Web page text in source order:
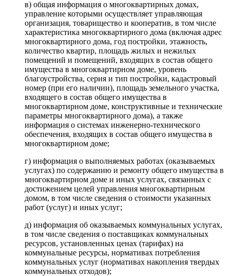
в) общая информация о многоквартирных домах,
управление которыми осуществляет управляющая
организация, товарищество и кооператив, в том числе
характеристика многоквартирного дома (включая адрес
многоквартирного дома, год постройки, этажность,
количество квартир, площадь жилых и нежилых
помещений и помещений, входящих в состав общего
имущества в многоквартирном доме, уровень
благоустройства, серия и тип постройки, кадастровый
номер (при его наличии), площадь земельного участка,
входящего в состав общего имущества в
многоквартирном доме, конструктивные и технические
параметры многоквартирного дома), а также
информация о системах инженерно-технического
обеспечения, входящих в состав общего имущества в
многоквартирном доме;
г) информация о выполняемых работах (оказываемых
услугах) по содержанию и ремонту общего имущества в
многоквартирном доме и иных услугах, связанных с
достижением целей управления многоквартирным
домом, в том числе сведения о стоимости указанных
работ (услуг) и иных услуг;
д) информация об оказываемых коммунальных услугах,
в том числе сведения о поставщиках коммунальных
ресурсов, установленных ценах (тарифах) на
коммунальные ресурсы, нормативах потребления
коммунальных услуг (нормативах накопления твердых
коммунальных отходов);